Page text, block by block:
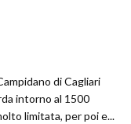
di Cagliari
intorno al 1500
limitata, per poi e...